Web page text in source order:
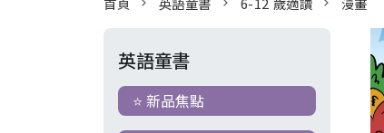
英語童書
⭐ 新品焦點